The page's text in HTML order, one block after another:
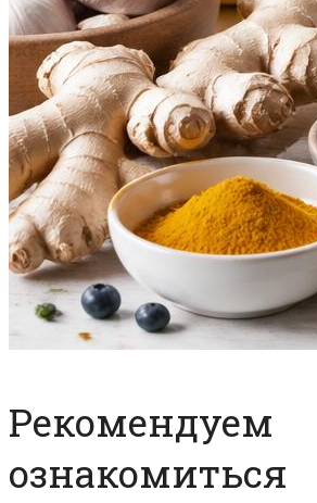
Рекомендуем
ознакомиться